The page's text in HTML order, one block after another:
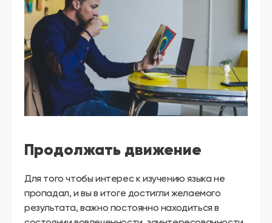
Продолжать движение
Для того чтобы интерес к изучению языка не
пропадал, и вы в итоге достигли желаемого
результата, важно постоянно находиться в